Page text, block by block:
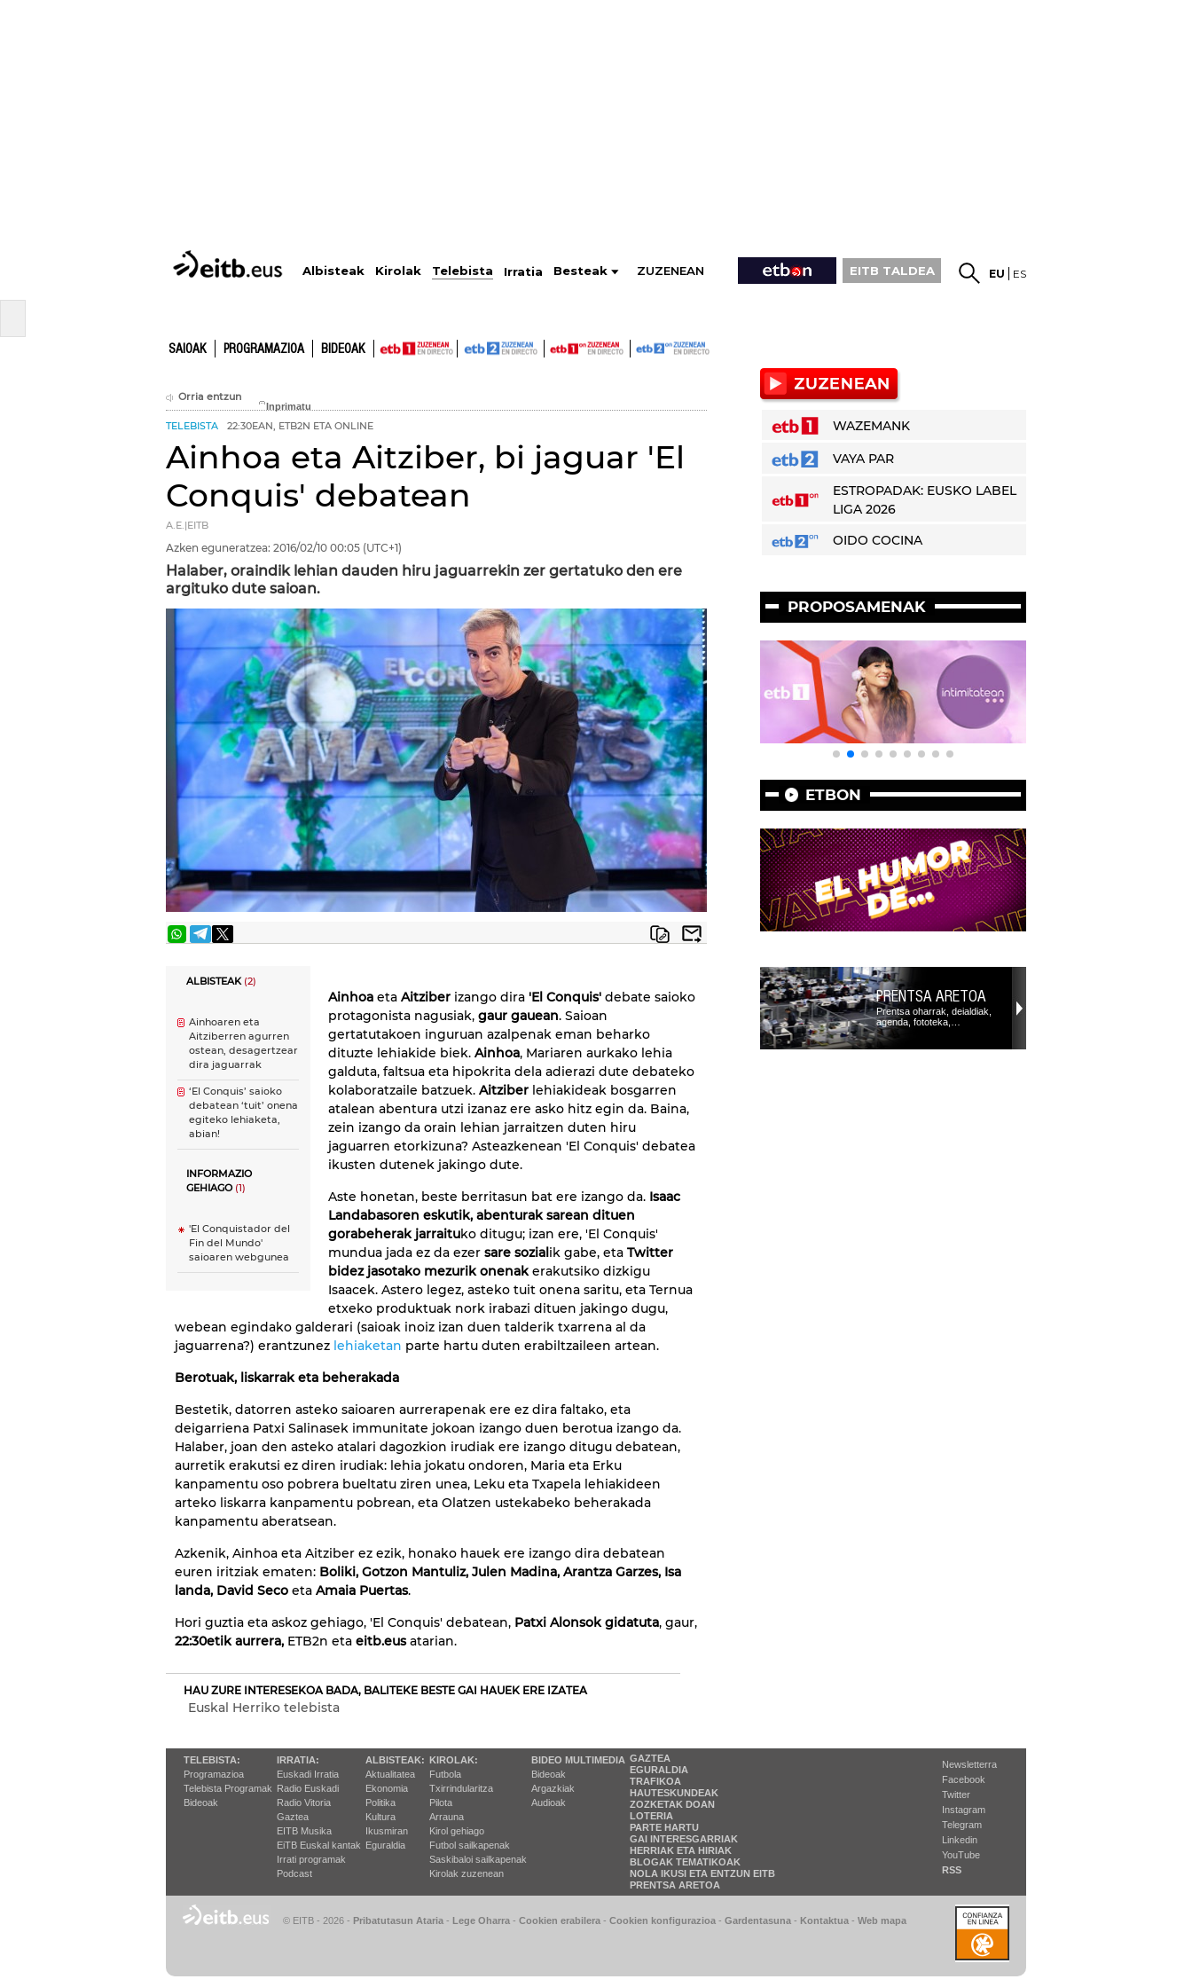
Albisteak Kirolak Telebista Irratia Besteak ZUZENEAN EITB TALDEA EU ES
SAIOAK PROGRAMAZIOA BIDEOAK
Orria entzun
TELEBISTA 22:30EAN, ETB2N ETA ONLINE
Ainhoa eta Aitziber, bi jaguar 'El
Conquis' debatean
A.E.|EITB
Azken eguneratzea: 2016/02/10 00:05 (UTC+1)
Halaber, oraindik lehian dauden hiru jaguarrekin zer gertatuko den ere
argituko dute saioan.
ALBISTEAK(2)
Ainhoaren eta
Aitziberren agurren
ostean, desagertzear
dira jaguarrak
‘El Conquis’ saioko
debatean ‘tuit’ onena
egiteko lehiaketa,
abian!
INFORMAZIO
GEHIAGO(1)
'El Conquistador del
Fin del Mundo'
saioaren webgunea
Ainhoa eta Aitziber izango dira 'El Conquis' debate saioko
protagonista nagusiak, gaur gauean. Saioan
gertatutakoen inguruan azalpenak eman beharko
dituzte lehiakide biek. Ainhoa, Mariaren aurkako lehia
galduta, faltsua eta hipokrita dela adierazi dute debateko
kolaboratzaile batzuek. Aitziber lehiakideak bosgarren
atalean abentura utzi izanaz ere asko hitz egin da. Baina,
zein izango da orain lehian jarraitzen duten hiru
jaguarren etorkizuna? Asteazkenean 'El Conquis' debatea
ikusten dutenek jakingo dute.
Aste honetan, beste berritasun bat ere izango da. Isaac
Landabasoren eskutik, abenturak sarean dituen
gorabeherak jarraituko ditugu; izan ere, 'El Conquis'
mundua jada ez da ezer sare sozialik gabe, eta Twitter
bidez jasotako mezurik onenakerakutsiko dizkigu
Isaacek. Astero legez, asteko tuit onena saritu, eta Ternua
etxeko produktuak nork irabazi dituen jakingo dugu,
webean egindako galderari (saioak inoiz izan duen talderik txarrena al da
jaguarrena?) erantzunez lehiaketan parte hartu duten erabiltzaileen artean.
Berotuak, liskarrak eta beherakada
Bestetik, datorren asteko saioaren aurrerapenak ere ez dira faltako, eta
deigarriena Patxi Salinasek immunitate jokoan izango duen berotua izango da.
Halaber, joan den asteko atalari dagozkion irudiak ere izango ditugu debatean,
aurretik erakutsi ez diren irudiak: lehia jokatu ondoren, Maria eta Erku
kanpamentu oso pobrera bueltatu ziren unea, Leku eta Txapela lehiakideen
arteko liskarra kanpamentu pobrean, eta Olatzen ustekabeko beherakada
kanpamentu aberatsean.
Azkenik, Ainhoa eta Aitziber ez ezik, honako hauek ere izango dira debatean
euren iritziak ematen: Boliki, Gotzon Mantuliz, Julen Madina, Arantza Garzes, Isa
landa, David Seco eta Amaia Puertas.
Hori guztia eta askoz gehiago, 'El Conquis' debatean, Patxi Alonsok gidatuta, gaur,
22:30etik aurrera, ETB2n eta eitb.eusatarian.
HAU ZURE INTERESEKOA BADA, BALITEKE BESTE GAI HAUEK ERE IZATEA
Euskal Herriko telebista
WAZEMANK
VAYA PAR
ESTROPADAK: EUSKO LABEL
LIGA 2026
OIDO COCINA
PROPOSAMENAK
ETBON
PRENTSA ARETOA
Prentsa oharrak, deialdiak,
agenda, fototeka,…
TELEBISTA:
Programazioa
Telebista Programak
Bideoak
IRRATIA:
Euskadi Irratia
Radio Euskadi
Radio Vitoria
Gaztea
EITB Musika
EiTB Euskal kantak
Irrati programak
Podcast
ALBISTEAK:
Aktualitatea
Ekonomia
Politika
Kultura
Ikusmiran
Eguraldia
KIROLAK:
Futbola
Txirrindularitza
Pilota
Arrauna
Kirol gehiago
Futbol sailkapenak
Saskibaloi sailkapenak
Kirolak zuzenean
BIDEO MULTIMEDIA
Bideoak
Argazkiak
Audioak
GAZTEA
EGURALDIA
TRAFIKOA
HAUTESKUNDEAK
ZOZKETAK DOAN
LOTERIA
PARTE HARTU
GAI INTERESGARRIAK
HERRIAK ETA HIRIAK
BLOGAK TEMATIKOAK
NOLA IKUSI ETA ENTZUN EITB
PRENTSA ARETOA
Newsletterra
Facebook
Twitter
Instagram
Telegram
Linkedin
YouTube
RSS
© EITB - 2026 - Pribatutasun Ataria - Lege Oharra - Cookien erabilera - Cookien konfigurazioa - Gardentasuna - Kontaktua - Web mapa